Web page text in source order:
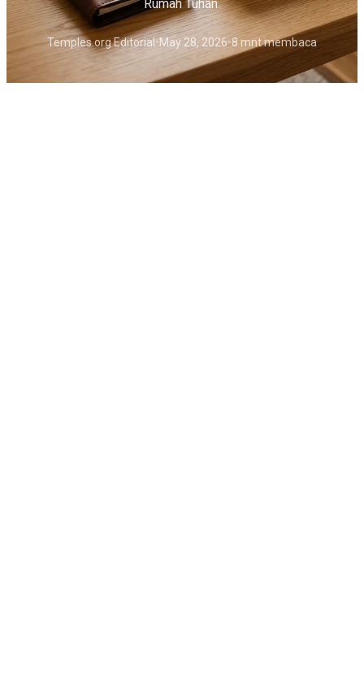
Rumah Tuhan.
Temples.org Editorial•May 28, 2026•8 mnt membaca